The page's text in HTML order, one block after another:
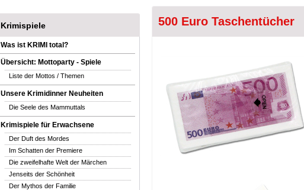
Krimispiele
Was ist KRIMI total?
Übersicht: Mottoparty - Spiele
Liste der Mottos / Themen
Unsere Krimidinner Neuheiten
Die Seele des Mammuttals
Krimispiele für Erwachsene
Der Duft des Mordes
Im Schatten der Premiere
Die zweifelhafte Welt der Märchen
Jenseits der Schönheit
Der Mythos der Familie
500 Euro Taschentücher